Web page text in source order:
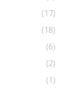
(17)
(18)
(6)
(2)
(1)